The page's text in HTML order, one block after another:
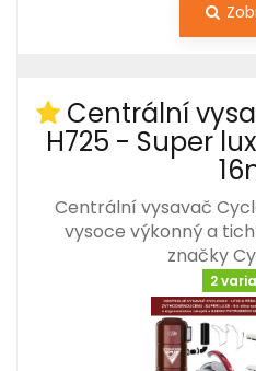
Centrální
H725 - Super
Centrální vysavač
vysoce výkonný a
značky
2